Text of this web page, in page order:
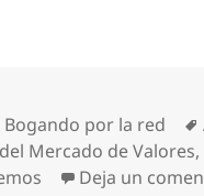
Categorías
Bogando por la red
Mercado de Valores,
Deja un